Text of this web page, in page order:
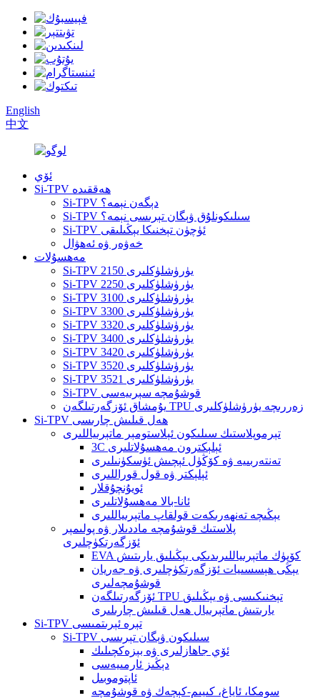
English
中文
ئۆي
Si-TPV ھەققىدە
Si-TPV دېگەن نېمە؟
Si-TPV سىلىكونلۇق ۋېگان تېرىسى نېمە؟
Si-TPV ئۈچۈن تېخنىكا يېڭىلىقى
خەۋەر ۋە ئەھۋال
مەھسۇلات
Si-TPV 2150 يۈرۈشلۈكلىرى
Si-TPV 2250 يۈرۈشلۈكلىرى
Si-TPV 3100 يۈرۈشلۈكلىرى
Si-TPV 3300 يۈرۈشلۈكلىرى
Si-TPV 3320 يۈرۈشلۈكلىرى
Si-TPV 3400 يۈرۈشلۈكلىرى
Si-TPV 3420 يۈرۈشلۈكلىرى
Si-TPV 3520 يۈرۈشلۈكلىرى
Si-TPV 3521 يۈرۈشلۈكلىرى
Si-TPV قوشۇمچە سېرىيەسى
يۇمشاق ئۆزگەرتىلگەن TPU زەررىچە يۈرۈشلۈكلىرى
Si-TPV ھەل قىلىش چارىسى
تېرموپلاستىك سىلىكون ئېلاستومېر ماتېرىياللىرى
3C ئېلېكترون مەھسۇلاتلىرى
تەنتەربىيە ۋە كۆڭۈل ئېچىش ئۈسكۈنىلىرى
ئېلېكتر ۋە قول قوراللىرى
ئويۇنچۇقلار
ئانا-بالا مەھسۇلاتلىرى
يېڭىچە تەنھەرىكەت قولقاپ ماتېرىياللىرى
پلاستىك قوشۇمچە ماددىلار ۋە پولىمېر
ئۆزگەرتكۈچلىرى
EVA كۆپۈك ماتېرىياللىرىدىكى يېڭىلىق يارىتىش
يېڭى ھېسسىيات ئۆزگەرتكۈچلىرى ۋە جەريان
قوشۇمچەلىرى
ئۆزگەرتىلگەن TPU تېخنىكىسى ۋە يېڭىلىق
يارىتىش ماتېرىيال ھەل قىلىش چارىلىرى
Si-TPV تېرە ئېرىتمىسى
Si-TPV سىلىكون ۋېگان تېرىسى
ئۆي جاھازلىرى ۋە بېزەكچىلىك
دېڭىز ئارمىيەسى
ئاپتوموبىل
سومكا، ئاياغ، كىيىم-كېچەك ۋە قوشۇمچە